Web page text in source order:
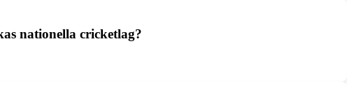
nationella cricketlag?